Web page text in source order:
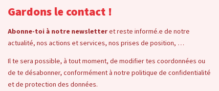
Gardons le contact !
Abonne-toi à notre newsletteret reste informé.e de notre
actualité, nos actions et services, nos prises de position, …
Il te sera possible, à tout moment, de modifier tes coordonnées ou
de te désabonner, conformément à notre politique de confidentialité
et de protection des données.